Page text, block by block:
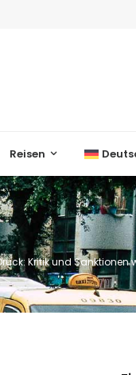
Reisen
Kritik und Sanktionen